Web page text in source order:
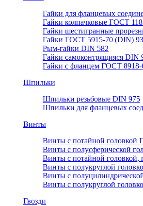
Гайки для фланцевых
Гайки колпачковые ГОСТ
Гайки шестигранные
Гайки ГОСТ 5915-70 (DIN)
Рым-гайки DIN 582
Гайки самоконтрящияся DIN
Гайки с фланцем ГОСТ
Шпильки
Шпильки резьбовые DIN 975
Шпильки для фланцевых
Винты
Винты с потайной головкой
Винты с полусферической
Винты с потайной головкой,
Винты с полукруглой
Винты с
Винты с полукруглой
Гвозди